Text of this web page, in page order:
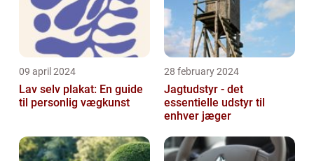
09 april 2024
Lav selv plakat: En guide
til personlig vægkunst
28 february 2024
Jagtudstyr - det
essentielle udstyr til
enhver jæger